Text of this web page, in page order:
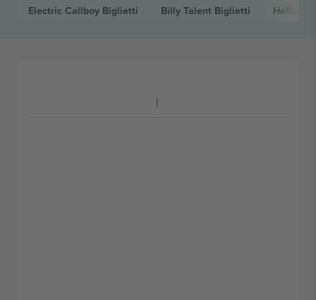
Electric Callboy Biglietti Billy Talent Biglietti